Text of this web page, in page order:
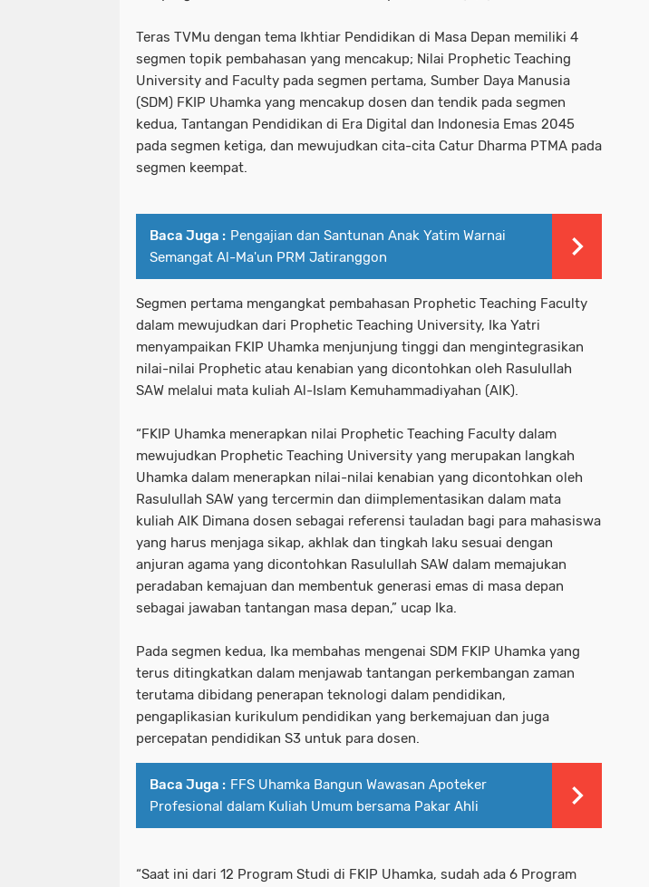
Teras TVMu dengan tema Ikhtiar Pendidikan di Masa Depan memiliki 4
segmen topik pembahasan yang mencakup; Nilai Prophetic Teaching
University and Faculty pada segmen pertama, Sumber Daya Manusia
(SDM) FKIP Uhamka yang mencakup dosen dan tendik pada segmen
kedua, Tantangan Pendidikan di Era Digital dan Indonesia Emas 2045
pada segmen ketiga, dan mewujudkan cita-cita Catur Dharma PTMA pada
segmen keempat.
Baca Juga : Pengajian dan Santunan Anak Yatim Warnai
Semangat Al-Ma'un PRM Jatiranggon
Segmen pertama mengangkat pembahasan Prophetic Teaching Faculty
dalam mewujudkan dari Prophetic Teaching University, Ika Yatri
menyampaikan FKIP Uhamka menjunjung tinggi dan mengintegrasikan
nilai-nilai Prophetic atau kenabian yang dicontohkan oleh Rasulullah
SAW melalui mata kuliah Al-Islam Kemuhammadiyahan (AIK).
“FKIP Uhamka menerapkan nilai Prophetic Teaching Faculty dalam
mewujudkan Prophetic Teaching University yang merupakan langkah
Uhamka dalam menerapkan nilai-nilai kenabian yang dicontohkan oleh
Rasulullah SAW yang tercermin dan diimplementasikan dalam mata
kuliah AIK Dimana dosen sebagai referensi tauladan bagi para mahasiswa
yang harus menjaga sikap, akhlak dan tingkah laku sesuai dengan
anjuran agama yang dicontohkan Rasulullah SAW dalam memajukan
peradaban kemajuan dan membentuk generasi emas di masa depan
sebagai jawaban tantangan masa depan,” ucap Ika.
Pada segmen kedua, Ika membahas mengenai SDM FKIP Uhamka yang
terus ditingkatkan dalam menjawab tantangan perkembangan zaman
terutama dibidang penerapan teknologi dalam pendidikan,
pengaplikasian kurikulum pendidikan yang berkemajuan dan juga
percepatan pendidikan S3 untuk para dosen.
Baca Juga : FFS Uhamka Bangun Wawasan Apoteker
Profesional dalam Kuliah Umum bersama Pakar Ahli
“Saat ini dari 12 Program Studi di FKIP Uhamka, sudah ada 6 Program